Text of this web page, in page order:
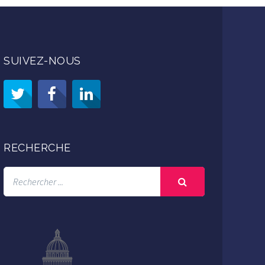
SUIVEZ-NOUS
RECHERCHE